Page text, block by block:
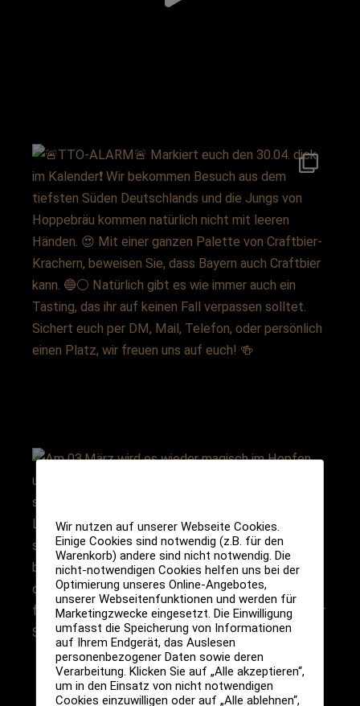
Wir nutzen auf unserer Webseite Cookies.
Einige Cookies sind notwendig (z.B. für den
Warenkorb) andere sind nicht notwendig. Die
nicht-notwendigen Cookies helfen uns bei der
Optimierung unseres Online-Angebotes,
unserer Webseitenfunktionen und werden für
Marketingzwecke eingesetzt. Die Einwilligung
umfasst die Speicherung von Informationen
auf Ihrem Endgerät, das Auslesen
personenbezogener Daten sowie deren
Verarbeitung. Klicken Sie auf „Alle akzeptieren“,
um in den Einsatz von nicht notwendigen
Cookies einzuwilligen oder auf „Alle ablehnen“,